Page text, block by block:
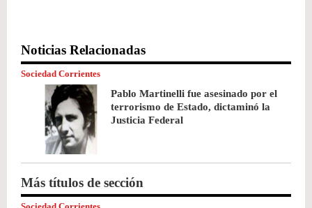
Noticias Relacionadas
Sociedad Corrientes
Pablo Martinelli fue asesinado por el
terrorismo de Estado, dictaminó la
Justicia Federal
Más títulos de sección